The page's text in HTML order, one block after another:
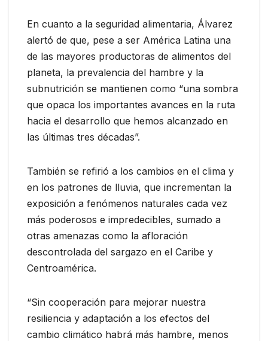
En cuanto a la seguridad alimentaria, Álvarez
alertó de que, pese a ser América Latina una
de las mayores productoras de alimentos del
planeta, la prevalencia del hambre y la
subnutrición se mantienen como “una sombra
que opaca los importantes avances en la ruta
hacia el desarrollo que hemos alcanzado en
las últimas tres décadas”.
También se refirió a los cambios en el clima y
en los patrones de lluvia, que incrementan la
exposición a fenómenos naturales cada vez
más poderosos e impredecibles, sumado a
otras amenazas como la afloración
descontrolada del sargazo en el Caribe y
Centroamérica.
“Sin cooperación para mejorar nuestra
resiliencia y adaptación a los efectos del
cambio climático habrá más hambre, menos